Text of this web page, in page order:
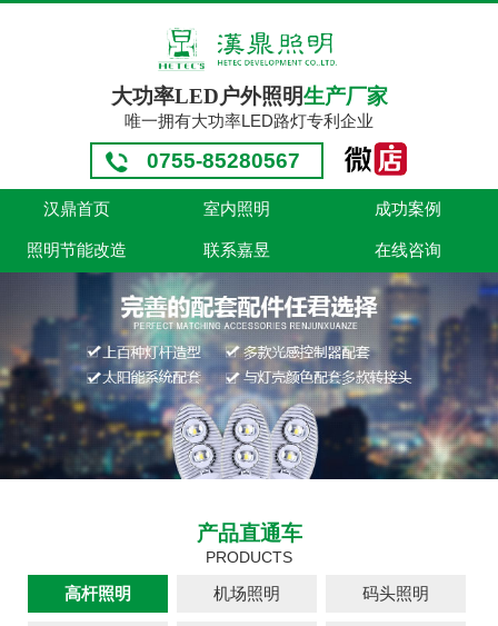
大功率LED户外照明生产厂家
唯一拥有大功率LED路灯专利企业
0755-85280567
汉鼎首页 室内照明 成功案例
照明节能改造 联系嘉昱 在线咨询
产品直通车
PRODUCTS
高杆照明 机场照明 码头照明